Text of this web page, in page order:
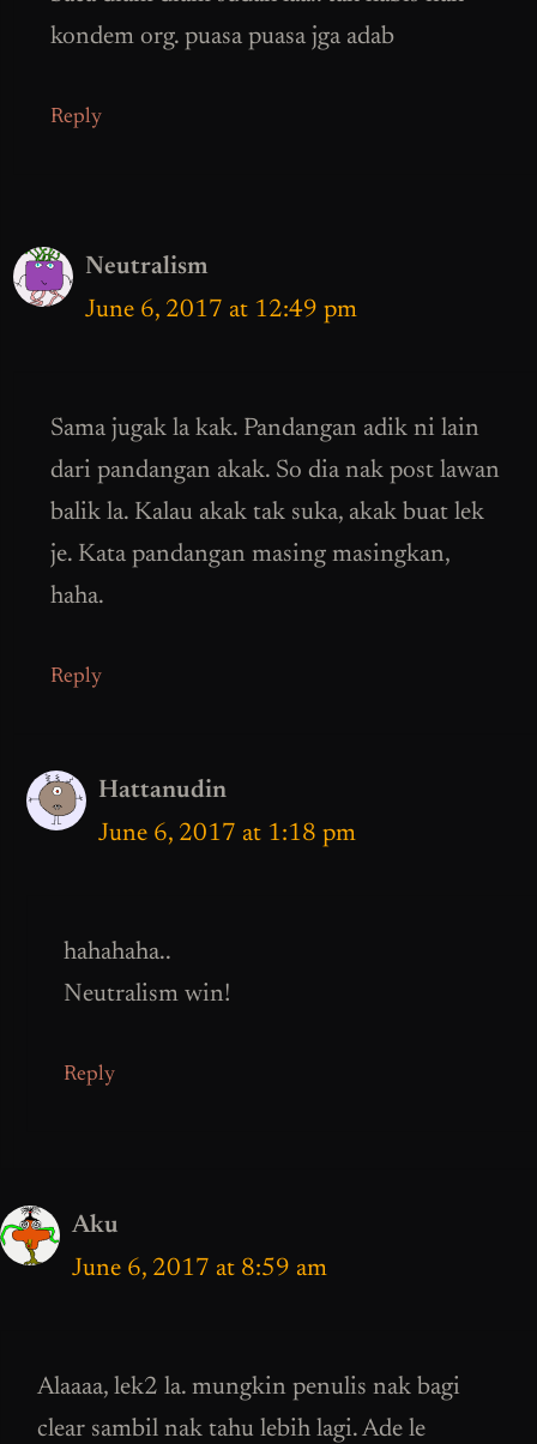
kondem org. puasa puasa jga adab
Reply
Neutralism
June 6, 2017 at 12:49 pm
Sama jugak la kak. Pandangan adik ni lain
dari pandangan akak. So dia nak post lawan
balik la. Kalau akak tak suka, akak buat lek
je. Kata pandangan masing masingkan,
haha.
Reply
Hattanudin
June 6, 2017 at 1:18 pm
hahahaha..
Neutralism win!
Reply
Aku
June 6, 2017 at 8:59 am
Alaaaa, lek2 la. mungkin penulis nak bagi
clear sambil nak tahu lebih lagi. Ade le